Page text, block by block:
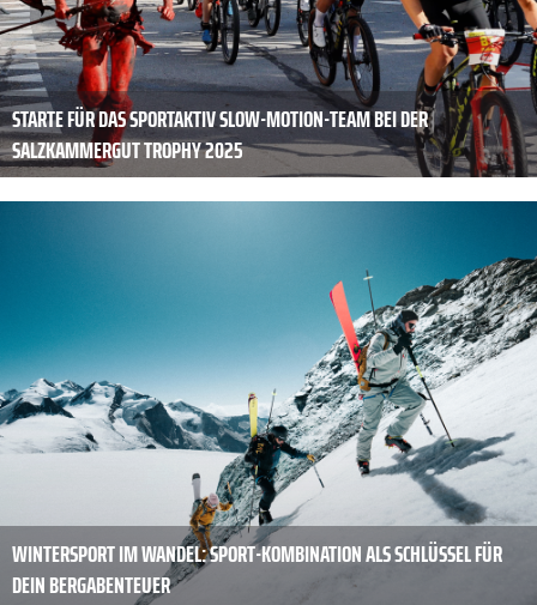
STARTE FÜR DAS SPORTAKTIV SLOW-MOTION-TEAM BEI DER
SALZKAMMERGUT TROPHY 2025
WINTERSPORT IM WANDEL: SPORT-KOMBINATION ALS SCHLÜSSEL FÜR
DEIN BERGABENTEUER